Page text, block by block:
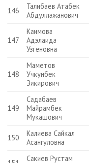
146
Талибаев Атабек
Абдуллажанович
147
Каимова
Адэлаида
Узгеновна
148
Маметов
Учкунбек
Зикирович
149
Садабаев
Майрамбек
Мукашович
150
Калиева Сайкал
Асангуловна
Сакиев Рустам